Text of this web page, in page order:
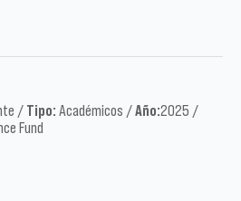
/ Tipo: Académicos /Año:2025 /
Fund